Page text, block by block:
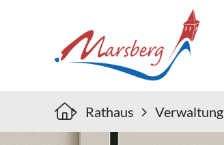
Rathaus Verwaltung